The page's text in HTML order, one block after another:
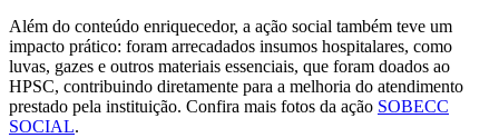
Além do conteúdo enriquecedor, a ação social também teve um
impacto prático: foram arrecadados insumos hospitalares, como
luvas, gazes e outros materiais essenciais, que foram doados ao
HPSC, contribuindo diretamente para a melhoria do atendimento
prestado pela instituição. Confira mais fotos da ação SOBECC
SOCIAL.